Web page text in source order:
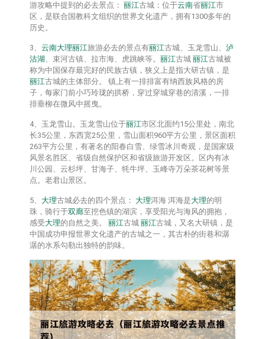
游攻略中提到的必去景点： 丽江古城：位于云南省丽江市
区，是联合国教科文组织的世界文化遗产，拥有1300多年的
历史。
3、 云南大理丽江旅游必去的景点有丽江古城、玉龙雪山、 泸
沽湖、束河古镇、拉市海、虎跳峡等。 丽江古城 丽江古城被
称为中国保存最完好的民族古镇，狭义上是指大研古镇，是
丽江古城的主体部分。 镇上有一排排富有纳西族风格的房
子，每家门前小巧玲珑的拱桥，穿过穿城穿巷的清溪，一排
排垂柳在微风中摇曳。
4、玉龙雪山。玉龙雪山位于丽江市区北面约15公里处，南北
长35公里，东西宽25公里，雪山面积960平方公里，景区面积
263平方公里，有著名的阳春白雪、绿雪冰川奇观，是国家级
风景名胜区、省级自然保护区和省级旅游开发区。区内有冰
川公园、云杉坪、甘海子、牦牛坪、玉峰寺万朵茶花树等景
点。老君山景区。
5、 大理古城必去的四个景点： 大理洱海 洱海是大理的明
珠，骑行于双廊至挖色镇的湖滨，享受阳光与海风的拥抱，
感受大理的自然之美。 丽江古城 丽江古城，又名大研镇，是
中国成功申报世界文化遗产的古城之一，其古朴的街巷和潺
潺的水系勾勒出独特的韵味。